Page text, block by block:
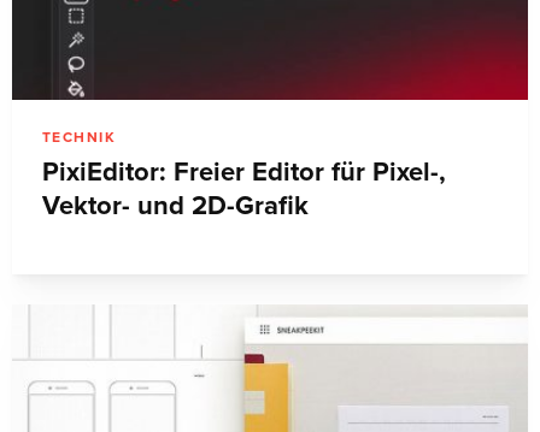
TECHNIK
PixiEditor: Freier Editor für Pixel-,
Vektor- und 2D-Grafik